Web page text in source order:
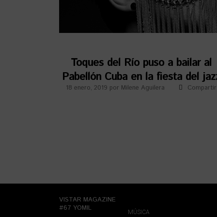
Toques del Río puso a bailar al
Pabellón Cuba en la fiesta del
18 enero, 2019 por Milene Aguilera Compartir
VISTAR MAGAZINE
#67 YOMIL
MÚSICA